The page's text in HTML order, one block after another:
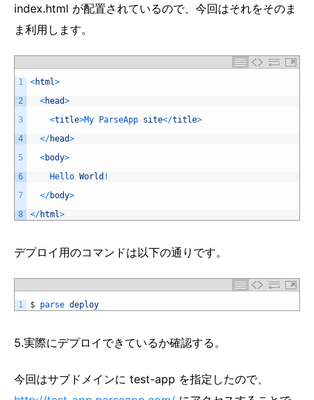
index.html が配置されているので、今回はそれをそのま
ま利用します。
1
2
3
4
5
6
7
8
<html>
<head>
<title>My ParseApp site</title>
</head>
<body>
Hello World !
</body>
</html>
デプロイ用のコマンドは以下の通りです。
1 $ parse deploy
5.実際にデプロイできているか確認する。
今回はサブドメインに test-app を指定したので、